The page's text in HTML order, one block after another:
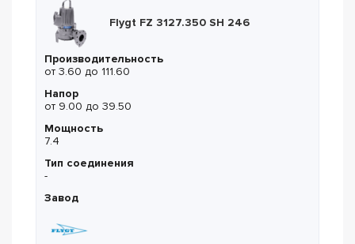
Flygt FZ 3127.350 SH 246
Производительность
от 3.60 до 111.60
Напор
от 9.00 до 39.50
Мощность
7.4
Тип соединения
-
Завод